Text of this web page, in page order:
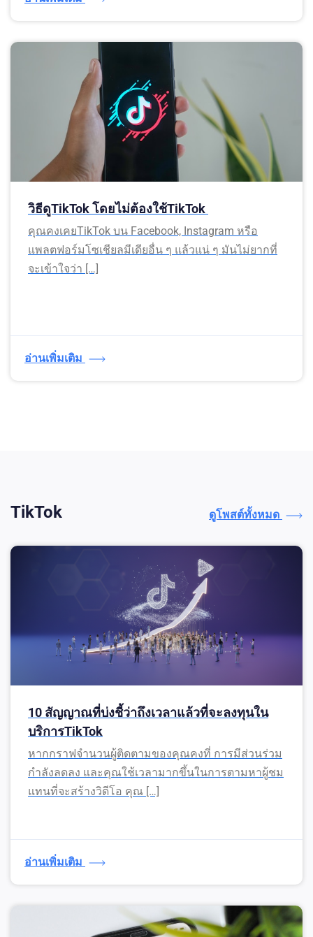
วิธีดูTikTok โดยไม่ต้องใช้TikTok
คุณคงเคยTikTok บน Facebook, Instagram หรือ
แพลตฟอร์มโซเชียลมีเดียอื่น ๆ แล้วแน่ ๆ มันไม่ยากที่
จะเข้าใจว่า […]
อ่านเพิ่มเติม
TikTok ดูโพสต์ทั้งหมด
10 สัญญาณที่บ่งชี้ว่าถึงเวลาแล้วที่จะลงทุนใน
บริการTikTok
หากกราฟจำนวนผู้ติดตามของคุณคงที่ การมีส่วนร่วม
กำลังลดลง และคุณใช้เวลามากขึ้นในการตามหาผู้ชม
แทนที่จะสร้างวิดีโอ คุณ […]
อ่านเพิ่มเติม